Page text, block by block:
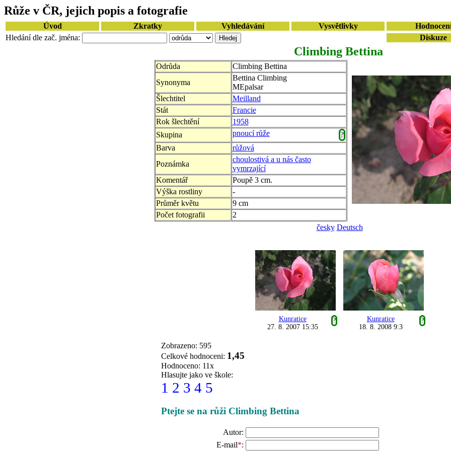
Růže v ČR, jejich popis a fotografie
Úvod Zkratky Vyhledávání Vysvětlivky
Hledání dle zač. jména:
Diskuze
Climbing Bettina
Odrůda
Climbing Bettina
Synonyma
Bettina Climbing
MEpalsar
Šlechtitel
Meilland
Stát
Francie
Rok šlechtění
1958
Skupina
pnoucí růže
?
Barva
růžová
Poznámka
choulostivá a u nás často
vymrzající
Komentář
Poupě 3 cm.
Výška rostliny
-
Průměr květu
9 cm
Počet fotografii
2
česky Deutsch
Kunratice
?
27. 8. 2007 15:35
Kunratice
?
18. 8. 2008 9:3
Zobrazeno: 595
Celkové hodnoceni: 1,45
Hodnoceno: 11x
Hlasujte jako ve škole:
1 2 3 4 5
Ptejte se na růži Climbing Bettina
Autor:
E-mail*: